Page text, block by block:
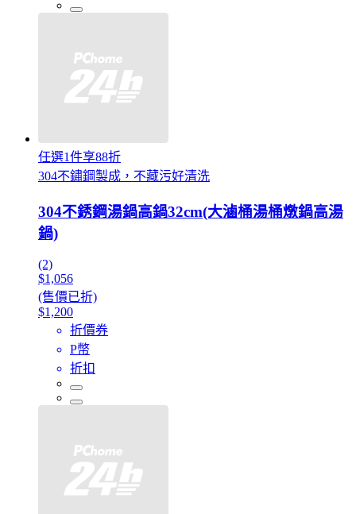
任選1件享88折
304不鏽鋼製成，不藏污好清洗
304不銹鋼湯鍋高鍋32cm(大滷桶湯桶燉鍋高湯
鍋)
(2)
$1,056
(售價已折)
$1,200
折價券
P幣
折扣